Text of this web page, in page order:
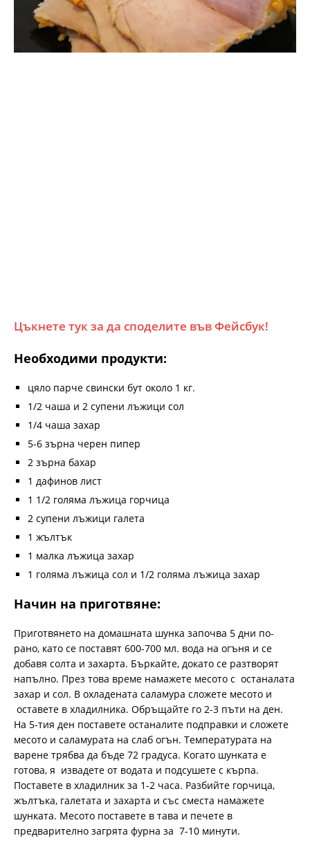
Цъкнете тук за да споделите във Фейсбук!
Необходими продукти:
цяло парче свински бут около 1 кг.
1/2 чаша и 2 супени лъжици сол
1/4 чаша захар
5-6 зърна черен пипер
2 зърна бахар
1 дафинов лист
1 1/2 голяма лъжица горчица
2 супени лъжици галета
1 жълтък
1 малка лъжица захар
1 голяма лъжица сол и 1/2 голяма лъжица захар
Начин на приготвяне:
Приготвянето на домашната шунка започва 5 дни по-
рано, като се поставят 600-700 мл. вода на огъня и се
добавя солта и захарта. Бъркайте, докато се разтворят
напълно. През това време намажете месото с останалата
захар и сол. В охладената саламура сложете месото и
оставете в хладилника. Обръщайте го 2-3 пъти на ден.
На 5-тия ден поставете останалите подправки и сложете
месото и саламурата на слаб огън. Температурата на
варене трябва да бъде 72 градуса. Когато шунката е
готова, я извадете от водата и подсушете с кърпа.
Поставете в хладилник за 1-2 часа. Разбийте горчица,
жълтъка, галетата и захарта и със сместа намажете
шунката. Месото поставете в тава и печете в
предварително загрята фурна за 7-10 минути.